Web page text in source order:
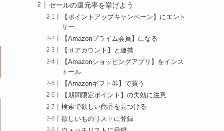
セールの還元率を挙げよう
【ポイントアップキャンペーン】にエント
リー
【Amazonプライム会員】になる
【ｄアカウント】と連携
【Amazonショッピングアプリ】をインス
トール
【Amazonギフト券】で買う
【期間限定ポイント】の失効に注意
検索で欲しい商品を見つける
欲しいものリストに登録